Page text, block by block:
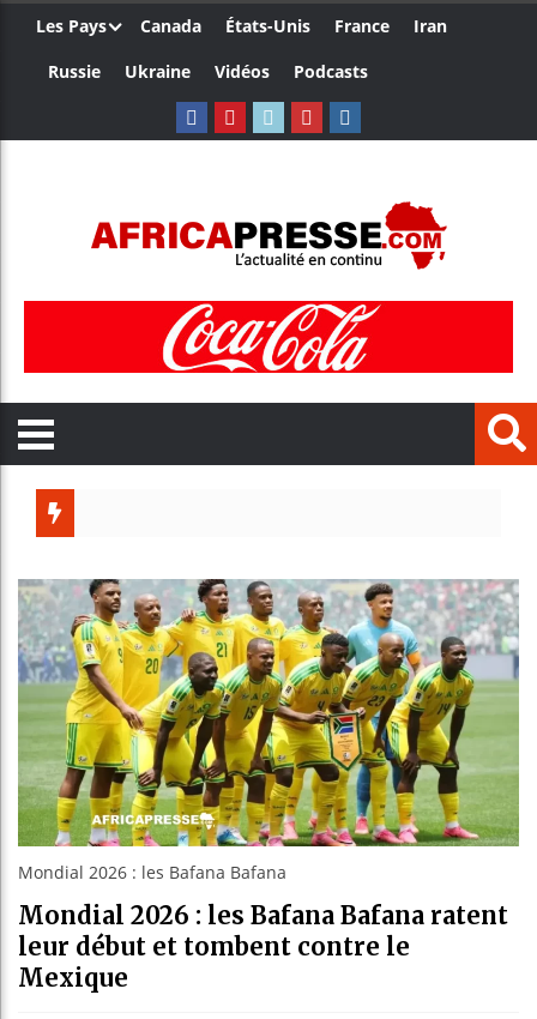
Les Pays Canada États-Unis France
Iran
Russie
Ukraine Vidéos Podcasts
Bénin :
Aliko
Mondial 2026 : les Bafana Bafana
Mondial 2026 : les Bafana Bafana ratent
leur début et tombent contre le
Mexique